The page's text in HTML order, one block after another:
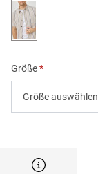
natur gemustert
Größe
Größe auswählen